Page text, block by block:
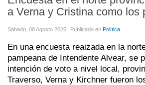
a Verna y Cristina como los
Sábado, 08 Agosto 2026 Publicado en Política
En una encuesta reaizada en la
pampeana de Intendente Alvear, se
intención de voto a nivel local,
Traverso, Verna y Kirchner fueron